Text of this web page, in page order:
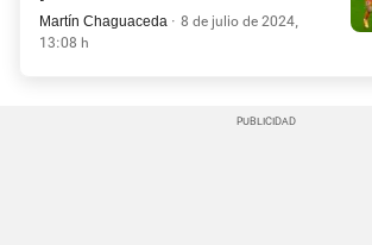
Martín Chaguaceda
8 de julio de 2024,
13:08 h